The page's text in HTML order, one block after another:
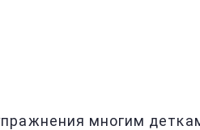
многим